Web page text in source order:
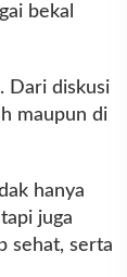
bekal
Dari diskusi
maupun di
hanya
juga
sehat, serta